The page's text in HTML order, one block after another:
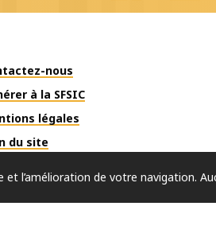
nous
à la SFSIC
légales
du site
l’amélioration de votre navigation.